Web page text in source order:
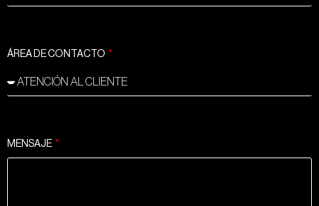
ÁREA DE CONTACTO
MENSAJE